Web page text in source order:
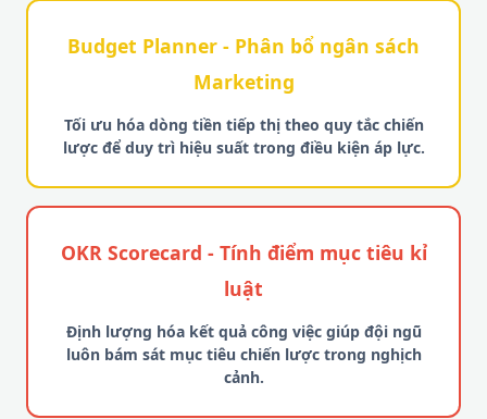
Budget Planner - Phân bổ ngân sách
Marketing
Tối ưu hóa dòng tiền tiếp thị theo quy tắc chiến
lược để duy trì hiệu suất trong điều kiện áp lực.
OKR Scorecard - Tính điểm mục tiêu kỉ
luật
Định lượng hóa kết quả công việc giúp đội ngũ
luôn bám sát mục tiêu chiến lược trong nghịch
cảnh.